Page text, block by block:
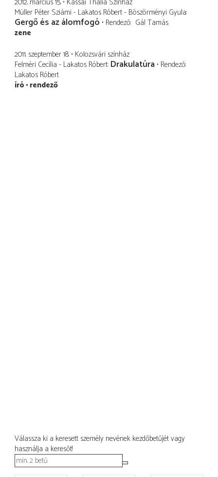
Müller Péter Sziámi - Lakatos Róbert - Böszörményi Gyula
Gergő és az álomfogó Rendező Gál Tamás
zene
2011. szeptember 18. Kolozsvári színház
Felméri Cecília - Lakatos Róbert Drakulatúra Rendező
Lakatos Róbert
író rendező
Válassza ki a keresett személy nevének kezdőbetűjét vagy
használja a keresőt!